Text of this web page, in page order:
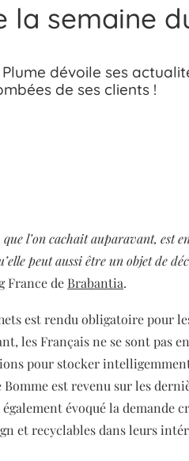
la semaine
dévoile ses
de ses clients !
l’on cachait auparavant, est
peut aussi être un objet de
France de Brabantia.
est rendu obligatoire pour
les Français ne se sont pas
pour stocker
est revenu sur les
évoqué la demande
et recyclables dans leurs